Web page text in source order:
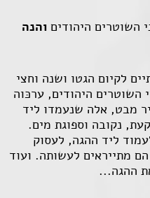
והנה
לקיום הגטו ושנה וחצי
השוטרים היהודים, ערכּוה
מבט, אלה שנעמדו ליד
נקובה וספוגת מים.
ליד ההגה, לעסוק
מתייראים לעשותה. ועוד
ההגה...